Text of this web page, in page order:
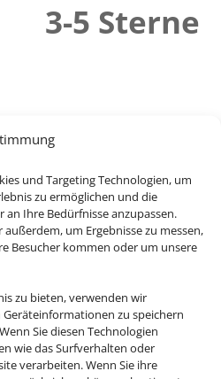
und Targeting Technologien, um
zu ermöglichen und die
an Ihre Bedürfnisse anzupassen.
um Ergebnisse zu messen,
Besucher kommen oder um unsere
zu bieten, verwenden wir
zu speichern
Sie diesen Technologien
wie das Surfverhalten oder
verarbeiten. Wenn Sie ihre
3-5 Sterne